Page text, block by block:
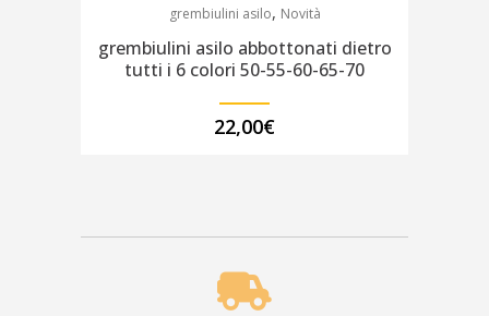
grembiulini asilo, Novità
grembiulini asilo abbottonati dietro
tutti i 6 colori 50-55-60-65-70
22,00€